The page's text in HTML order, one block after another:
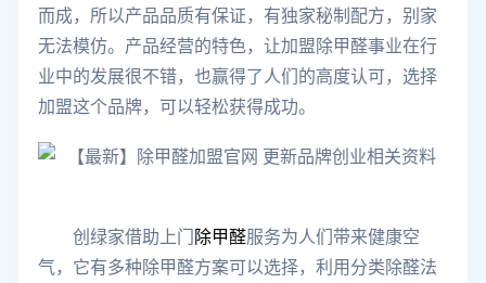
而成，所以产品品质有保证，有独家秘制配方，别家
无法模仿。产品经营的特色，让加盟除甲醛事业在行
业中的发展很不错，也赢得了人们的高度认可，选择
加盟这个品牌，可以轻松获得成功。
创绿家借助上门 除甲醛服务为人们带来健康空
气，它有多种除甲醛方案可以选择，利用分类除醛法